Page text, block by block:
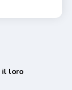
il loro